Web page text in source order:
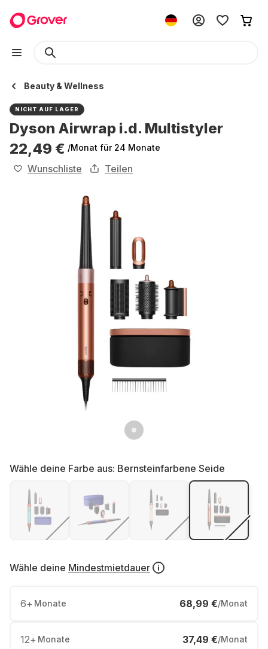
Beauty & Wellness
NICHT AUF LAGER
Dyson Airwrap i.d. Multistyler
22,49 € /Monat für 24 Monate
Wunschliste Teilen
Wähle deine Farbe aus: Bernsteinfarbene Seide
Wähle deine Mindestmietdauer
6+ Monate 68,99 €/Monat
12+ Monate 37,49 €/Monat